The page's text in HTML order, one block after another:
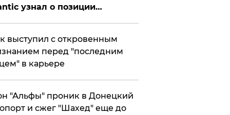
узнал о позиции
выступил с откровенным
перед "последним
в карьере
"Альфы" проник в Донецкий
и сжег "Шахед" еще до